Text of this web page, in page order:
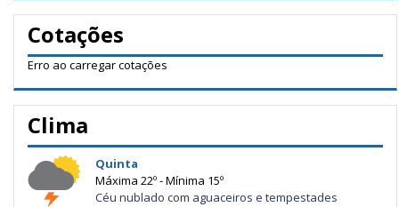
Cotações
Erro ao carregar cotações
Clima
Quinta
Máxima 22º - Mínima 15º
Céu nublado com aguaceiros e tempestades